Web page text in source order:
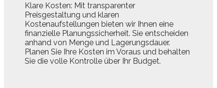
Klare Kosten: Mit transparenter
Preisgestaltung und klaren
Kostenaufstellungen bieten wir Ihnen eine
finanzielle Planungssicherheit. Sie entscheiden
anhand von Menge und Lagerungsdauer.
Planen Sie Ihre Kosten im Voraus und behalten
Sie die volle Kontrolle über Ihr Budget.